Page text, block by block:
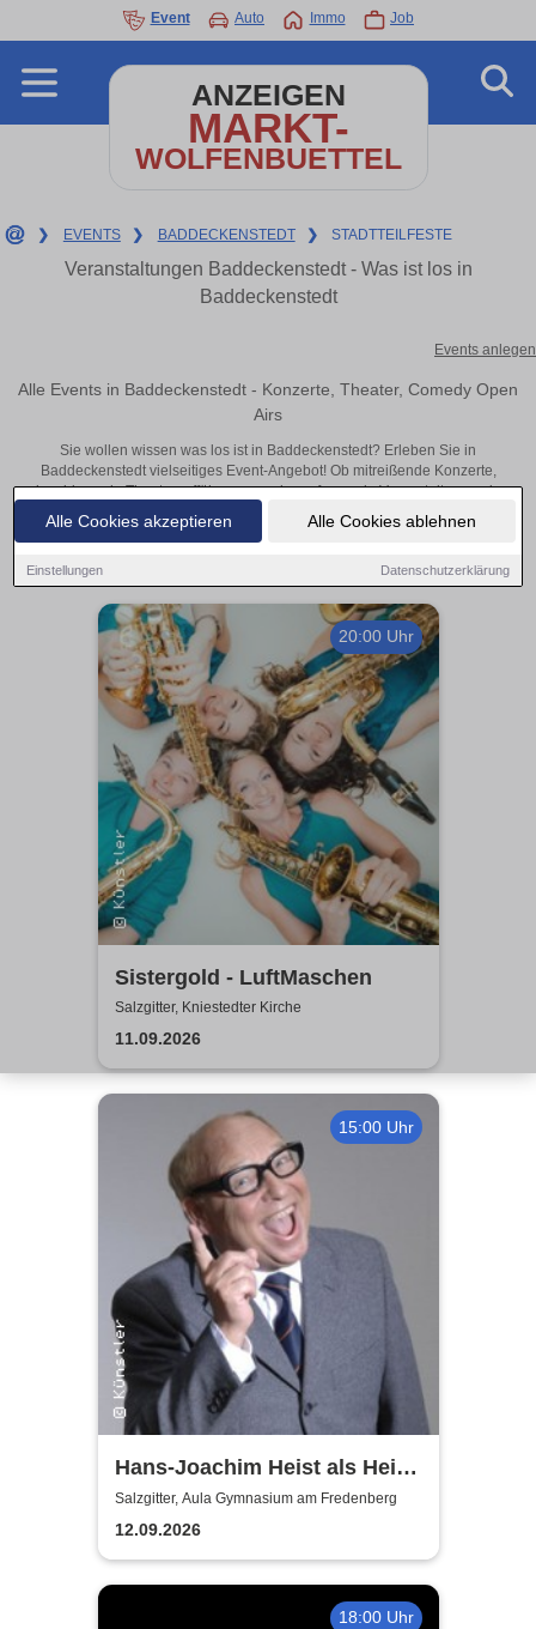
Alle Cookies akzeptieren Alle Cookies ablehnen
Einstellungen Datenschutzerklärung
Event Auto Immo Job
ANZEIGEN
MARKT-
WOLFENBUETTEL
❯ EVENTS ❯ BADDECKENSTEDT ❯ STADTTEILFESTE
Veranstaltungen Baddeckenstedt - Was ist los in
Baddeckenstedt
Events anlegen
Alle Events in Baddeckenstedt - Konzerte, Theater, Comedy Open
Airs
Sie wollen wissen was los ist in Baddeckenstedt? Erleben Sie in
Baddeckenstedt vielseitiges Event-Angebot! Ob mitreißende Konzerte,
inspirierende Theateraufführungen oder aufregende Veranstaltungen in
Baddeckenstedt – hier finden alles im Überblick und Tickets.
20:00 Uhr
Sistergold - LuftMaschen
Salzgitter, Kniestedter Kirche
11.09.2026
15:00 Uhr
Hans-Joachim Heist als Heinz
Erhard - Noch'n Gedicht
Salzgitter, Aula Gymnasium am Fredenberg
12.09.2026
18:00 Uhr